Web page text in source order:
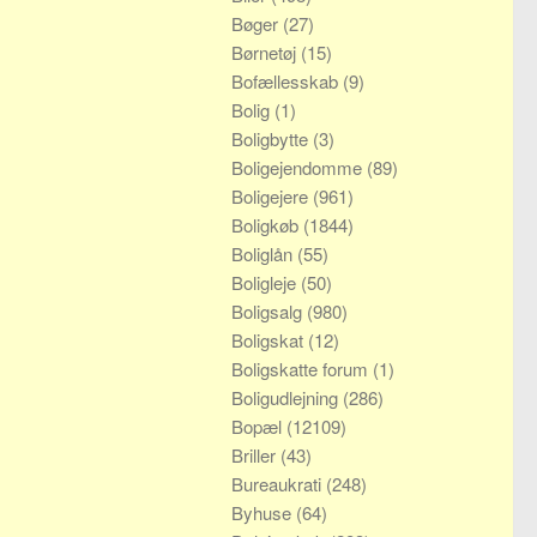
Bøger (27)
Børnetøj (15)
Bofællesskab (9)
Bolig (1)
Boligbytte (3)
Boligejendomme (89)
Boligejere (961)
Boligkøb (1844)
Boliglån (55)
Boligleje (50)
Boligsalg (980)
Boligskat (12)
Boligskatte forum (1)
Boligudlejning (286)
Bopæl (12109)
Briller (43)
Bureaukrati (248)
Byhuse (64)